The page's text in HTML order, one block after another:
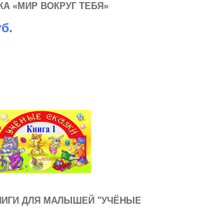
«МИР ВОКРУГ ТЕБЯ»
ДЛЯ МАЛЫШЕЙ "УЧЁНЫЕ